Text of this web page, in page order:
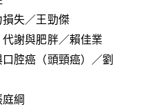
失／王勁傑
謝與肥胖／賴佳業
腔癌（頭頸癌）／劉
綱